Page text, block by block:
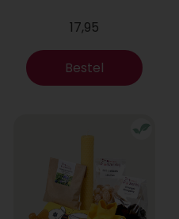
17,95
Bestel